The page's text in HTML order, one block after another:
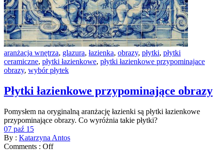
aranżacja wnętrza, glazura, łazienka, obrazy, płytki, płytki
ceramiczne, płytki łazienkowe, płytki łazienkowe przypominajace
obrazy, wybór płytek
Płytki łazienkowe przypominające obrazy
Pomysłem na oryginalną aranżację łazienki są płytki łazienkowe
przypominające obrazy. Co wyróżnia takie płytki?
07 paź 15
By : Katarzyna Antos
Comments : Off